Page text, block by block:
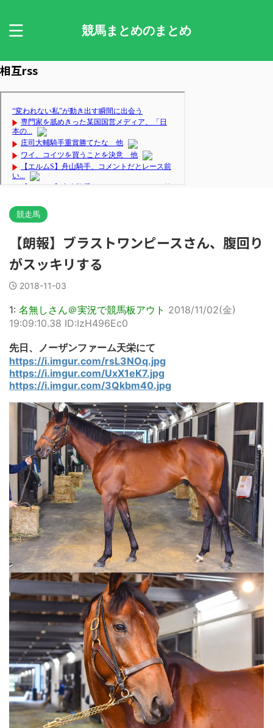
競馬まとめのまとめ
相互rss
競走馬
【朗報】ブラストワンピースさん、腹回り
がスッキリする
2018-11-03
1: 名無しさん＠実況で競馬板アウト 2018/11/02(金)
19:09:10.38 ID:IzH496Ec0
先日、ノーザンファーム天栄にて
https://i.imgur.com/rsL3NOq.jpg
https://i.imgur.com/UxX1eK7.jpg
https://i.imgur.com/3Qkbm40.jpg